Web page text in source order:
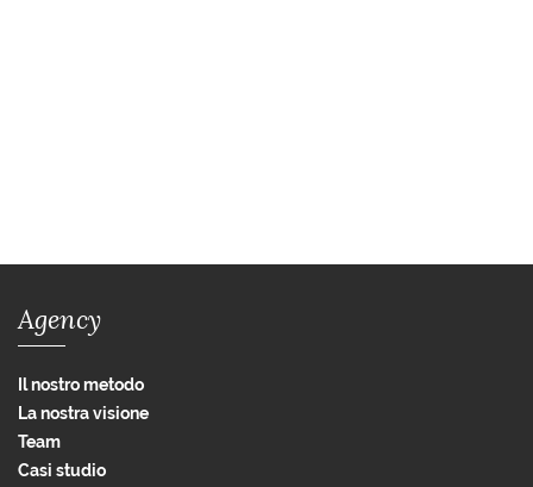
Agency
Il nostro metodo
La nostra visione
Team
Casi studio